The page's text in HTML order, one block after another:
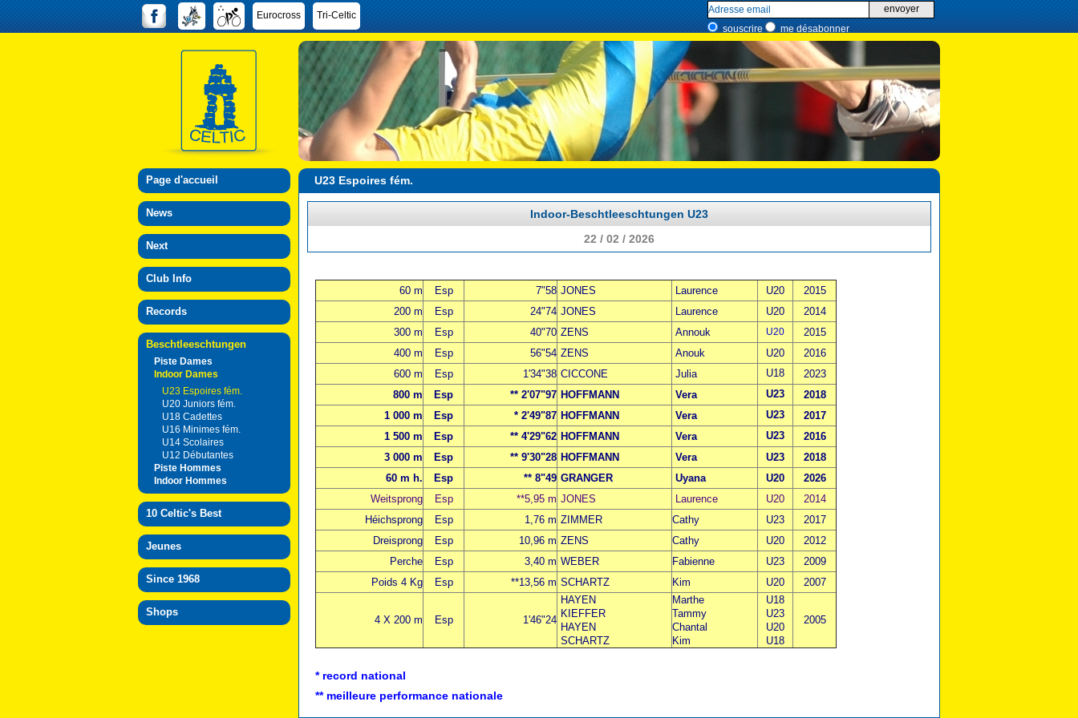
Eurocross Tri-Celtic
envoyer
souscrire
me désabonner
Page d'accueil
News
Next
Club Info
Records
Beschtleeschtungen
Piste Dames
Indoor Dames
U23 Espoires fém.
U20 Juniors fém.
U18 Cadettes
U16 Minimes fém.
U14 Scolaires
U12 Débutantes
Piste Hommes
Indoor Hommes
10 Celtic's Best
Jeunes
Since 1968
Shops
U23 Espoires fém.
Indoor-Beschtleeschtungen U23
22 / 02 / 2026
60 m Esp 7"58 JONES Laurence U20
2015
200 m
Esp 24"74 JONES Laurence U20
2014
300 m
Esp 40"70 ZENS Annouk U20
2015
400 m
Esp 56"54 ZENS Anouk U20
2016
600 m
Esp 1'34"38 CICCONE Julia U18
2023
800 m
Esp ** 2'07"97 HOFFMANN Vera U23
2018
1 000 m
Esp * 2'49"87 HOFFMANN Vera U23
2017
1 500 m
Esp ** 4'29"62 HOFFMANN Vera U23
2016
3 000 m
Esp ** 9'30"28 HOFFMANN Vera U23
2018
60 m h.
Esp ** 8"49 GRANGER Uyana U20
2026
Weitsprong
Esp **5,95 m JONES Laurence U20
2014
Héichsprong
Esp 1,76 m ZIMMER Cathy U23
2017
Dreisprong
Esp 10,96 m ZENS Cathy U20
2012
Perche
Esp 3,40 m WEBER Fabienne U23
2009
Poids 4 Kg
Esp **13,56 m SCHARTZ Kim U20 2007
4 X 200 m Esp 1'46"24
HAYEN
KIEFFER
HAYEN
SCHARTZ
Marthe
Tammy
Chantal
Kim
U18
U23
U20
U18
2005
* record national
** meilleure performance nationale